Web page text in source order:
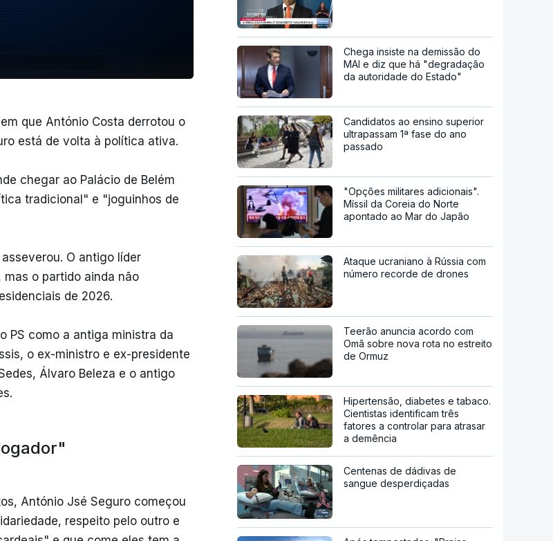
que António Costa derrotou o
está de volta à política ativa.
chegar ao Palácio de Belém
tradicional" e "joguinhos de
O antigo líder
o partido ainda não
de 2026.
PS como a antiga ministra da
o ex-ministro e ex-presidente
Álvaro Beleza e o antigo
António Jsé Seguro começou
respeito pelo outro e
Chega insiste na demissão do
MAI e diz que há "degradação
da autoridade do Estado"
Candidatos ao ensino superior
ultrapassam 1ª fase do ano
passado
"Opções militares adicionais".
Míssil da Coreia do Norte
apontado ao Mar do Japão
Ataque ucraniano à Rússia com
número recorde de drones
Teerão anuncia acordo com
Omã sobre nova rota no estreito
de Ormuz
Hipertensão, diabetes e tabaco.
Cientistas identificam três
fatores a controlar para atrasar
a demência
Centenas de dádivas de
sangue desperdiçadas